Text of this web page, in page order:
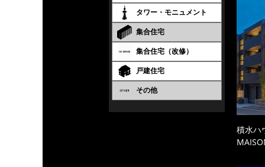
タワー・モニュメント
集合住宅
集合住宅（改修）
戸建住宅
その他
積水